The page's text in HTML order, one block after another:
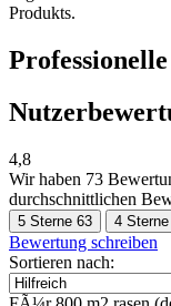
Produkts.
4,8
Wir haben 73
durchschnittlichen
5 Sterne 63 4 Sterne
Bewertung schreiben
Sortieren nach: